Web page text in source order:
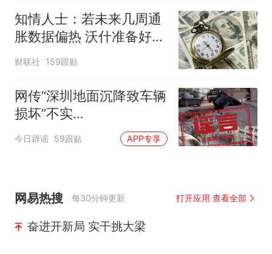
知情人士：若未来几周通
胀数据偏热 沃什准备好加
息
财联社 159跟贴
网传“深圳地面沉降致车辆
损坏”不实
（2026·08·06）
今日辟谣 59跟贴 APP专享
网易热搜 每30分钟更新 打开应用 查看全部
奋进开新局 实干挑大梁